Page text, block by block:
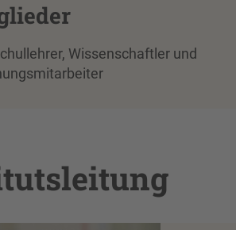
Wissenschaftler und